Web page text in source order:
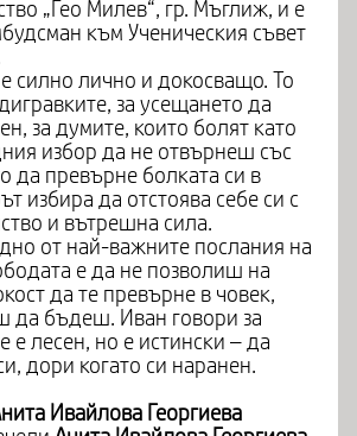
„Гео Милев“, гр. Мъглиж, и е
към Ученическия съвет
силно лично и докосващо. То
за усещането да
за думите, които болят като
избор да не отвърнеш със
да превърне болката си в
избира да отстоява себе си с
и вътрешна сила.
от най-важните послания на
е да не позволиш на
да те превърне в човек,
да бъдеш. Иван говори за
е лесен, но е истински – да
дори когато си наранен.
Ивайлова Георгиева